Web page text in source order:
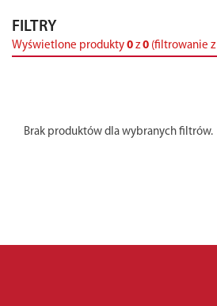
FILTRY
Wyświetlone produkty 0 z0 (filtrowanie z
Brak produktów dla wybranych filtrów.